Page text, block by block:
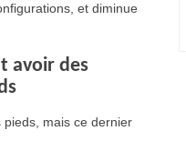
et diminue
avoir des
mais ce dernier